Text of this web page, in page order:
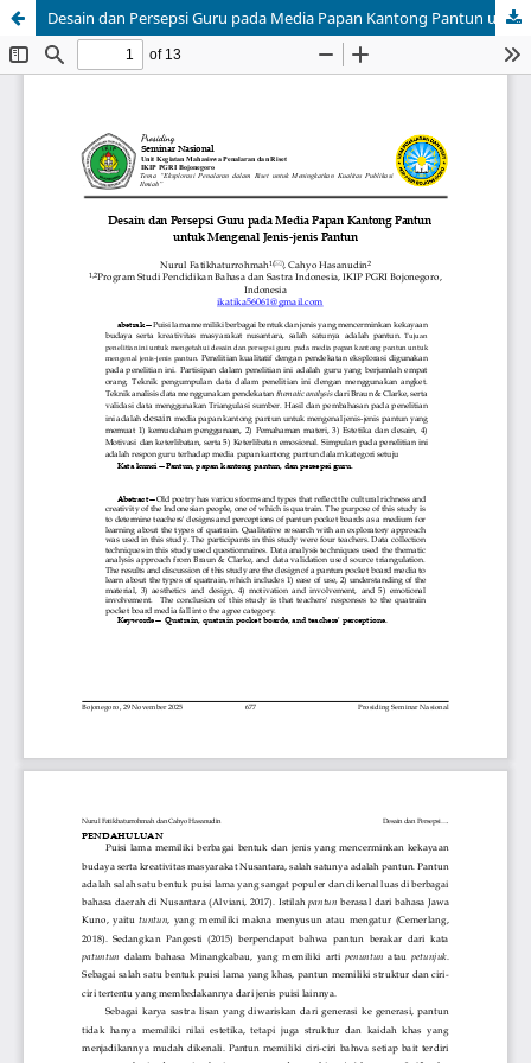
Desain dan Persepsi Guru pada Media Papan Kantong Pantun untuk Mengenal Jenis-jenis Pantun